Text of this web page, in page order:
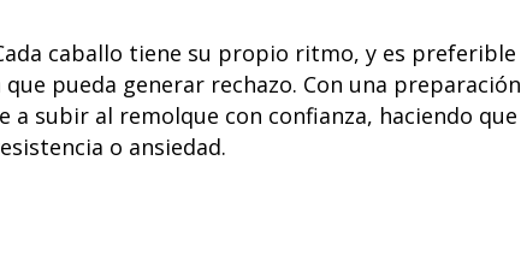
caballo tiene su propio ritmo, y es preferible
pueda generar rechazo. Con una preparación
subir al remolque con confianza, haciendo que
o ansiedad.